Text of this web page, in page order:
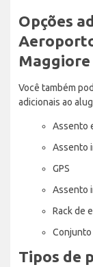
Opções
Maggiore
Você também
adicionais ao
Assento
Assento
GPS
Assento
Rack de
Tipos de